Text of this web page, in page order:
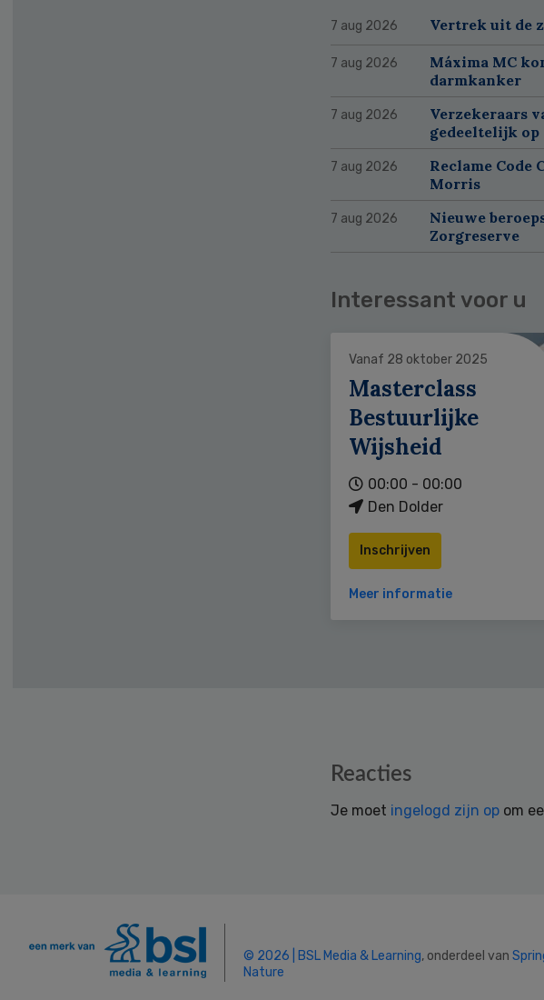
7 aug 2026 Vertrek uit de
7 aug 2026
Máxima MC
darmkanker
7 aug 2026
Verzekeraars
gedeeltelijk op
7 aug 2026
Reclame
Morris
7 aug 2026
Nieuwe
Zorgreserve
Interessant voor u
Vanaf 28 oktober 2025
Masterclass
Bestuurlijke
Wijsheid
00:00 - 00:00
Den Dolder
Inschrijven
Meer informatie
Reacties
Je moet ingelogd zijn op om
© 2026 | BSL Media & Learning, onderdeel van
Nature